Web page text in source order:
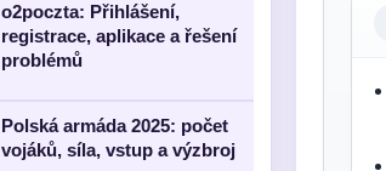
o2poczta: Přihlášení,
registrace, aplikace a řešení
problémů
Polská armáda 2025: počet
vojáků, síla, vstup a výzbroj